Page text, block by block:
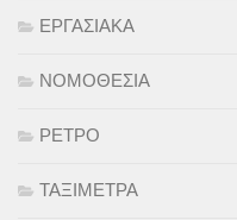
ΕΡΓΑΣΙΑΚΑ
ΝΟΜΟΘΕΣΙΑ
ΡΕΤΡΟ
ΤΑΞΙΜΕΤΡΑ